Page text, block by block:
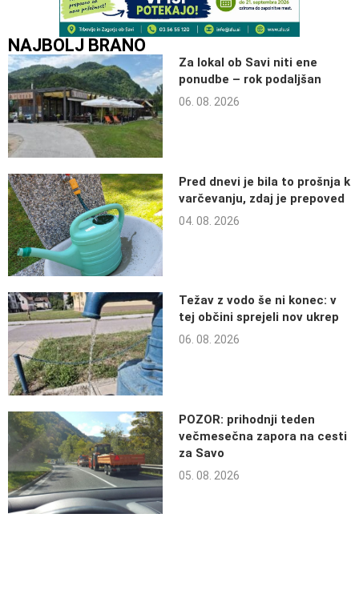
NAJBOLJ BRANO
Za lokal ob Savi niti ene
ponudbe – rok podaljšan
06. 08. 2026
Pred dnevi je bila to prošnja k
varčevanju, zdaj je prepoved
04. 08. 2026
Težav z vodo še ni konec: v
tej občini sprejeli nov ukrep
06. 08. 2026
POZOR: prihodnji teden
večmesečna zapora na cesti
za Savo
05. 08. 2026